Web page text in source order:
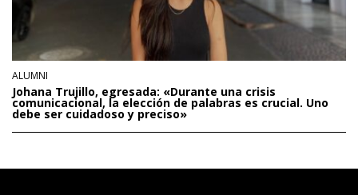
ALUMNI
Johana Trujillo, egresada: «Durante una crisis
comunicacional, la elección de palabras es crucial. Uno
debe ser cuidadoso y preciso»